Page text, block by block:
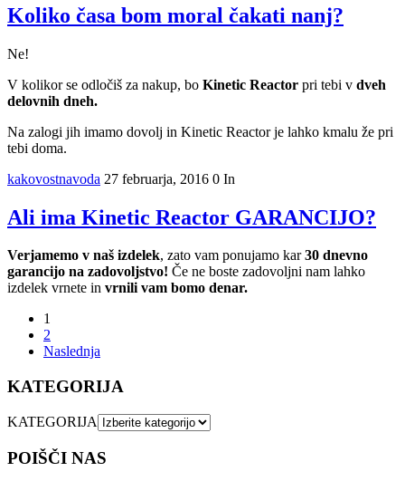
Koliko časa bom moral čakati nanj?
Ne!
V kolikor se odločiš za nakup, bo Kinetic Reactor pri tebi v dveh
delovnih dneh.
Na zalogi jih imamo dovolj in Kinetic Reactor je lahko kmalu že pri
tebi doma.
kakovostnavoda 27 februarja, 2016 0 In
Ali ima Kinetic Reactor GARANCIJO?
Verjamemo v naš izdelek, zato vam ponujamo kar30 dnevno
garancijo na zadovoljstvo! Če ne boste zadovoljni nam lahko
izdelek vrnete in vrnili vam bomo denar.
1
2
Naslednja
KATEGORIJA
KATEGORIJA
POIŠČI NAS